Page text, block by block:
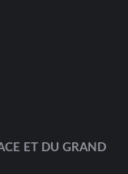
ET DU GRAND